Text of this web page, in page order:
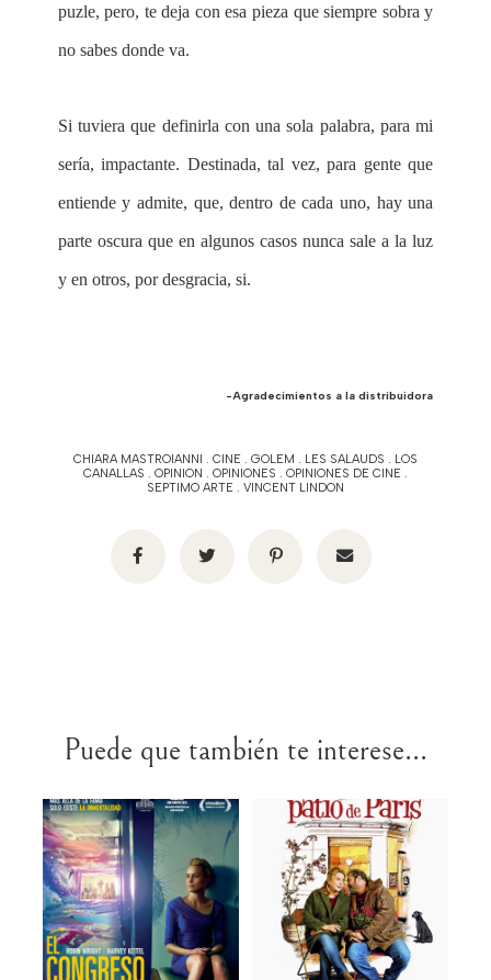
puzle, pero, te deja con esa pieza que siempre sobra y
no sabes donde va.
Si tuviera que definirla con una sola palabra, para mi
sería, impactante. Destinada, tal vez, para gente que
entiende y admite, que, dentro de cada uno, hay una
parte oscura que en algunos casos nunca sale a la luz
y en otros, por desgracia, si.
-Agradecimientos a la distribuidora
CHIARA MASTROIANNI . CINE . GOLEM . LES SALAUDS . LOS
CANALLAS . OPINION . OPINIONES . OPINIONES DE CINE .
SEPTIMO ARTE . VINCENT LINDON
Puede que también te interese...